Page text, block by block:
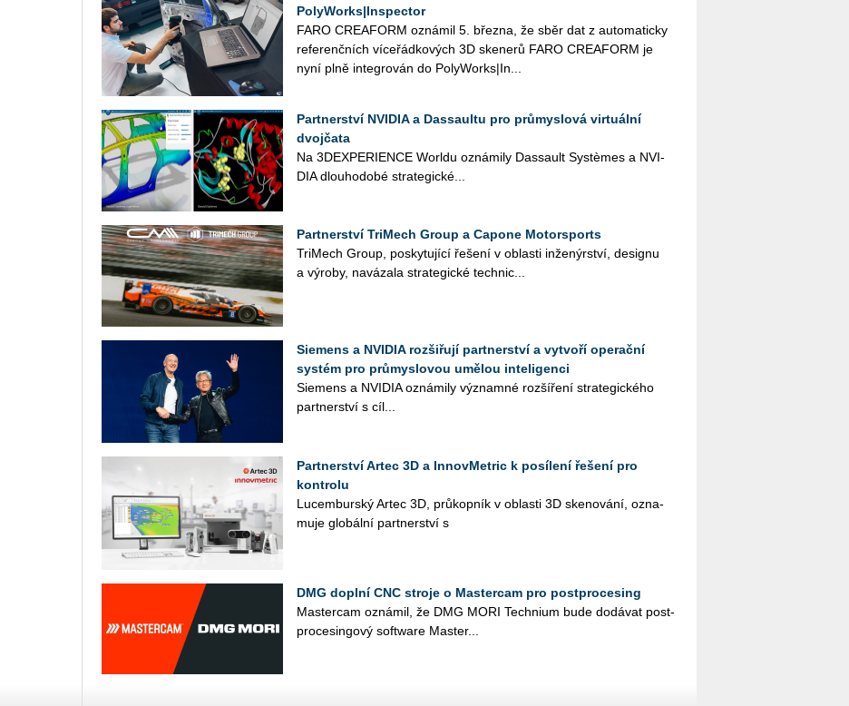
PolyWorks|Inspector
FARO CREA­FORM ozná­mil 5. břez­na, že sběr dat z au­to­ma­tic­ky
re­fe­renč­ních ví­ce­řád­ko­vých 3D ske­ne­rů FARO CREA­FORM je
nyní plně in­te­gro­ván do Po­ly­Works|In...
Partnerství NVIDIA a Dassaultu pro průmyslová virtuální
dvojčata
Na 3D­EX­PE­RI­EN­CE Worl­du ozná­mi­ly Das­sault Sys­tè­mes a NVI­
DIA dlou­ho­do­bé stra­te­gic­ké...
Partnerství TriMech Group a Capone Motorsports
Tri­Mech Group, po­sky­tu­jí­cí ře­še­ní v ob­las­ti in­že­nýr­ství, de­sig­nu
a vý­ro­by, na­vá­za­la stra­te­gic­ké tech­nic­...
Siemens a NVIDIA rozšiřují partnerství a vytvoří operační
systém pro průmyslovou umělou inteligenci
Sie­mens a NVI­DIA ozná­mi­ly vý­znam­né roz­ší­ře­ní stra­te­gic­ké­ho
part­ner­ství s cíl...
Partnerství Artec 3D a InnovMetric k posílení řešení pro
kontrolu
Lu­cem­bur­ský Artec 3D, prů­kop­ník v ob­las­ti 3D ske­no­vá­ní, ozna­
mu­je glo­bál­ní part­ner­ství s
DMG doplní CNC stroje o Mastercam pro postprocesing
Mas­ter­cam ozná­mil, že DMG MORI Tech­ni­um bude do­dá­vat po­st­
pro­cesin­go­vý soft­ware Mas­ter­...